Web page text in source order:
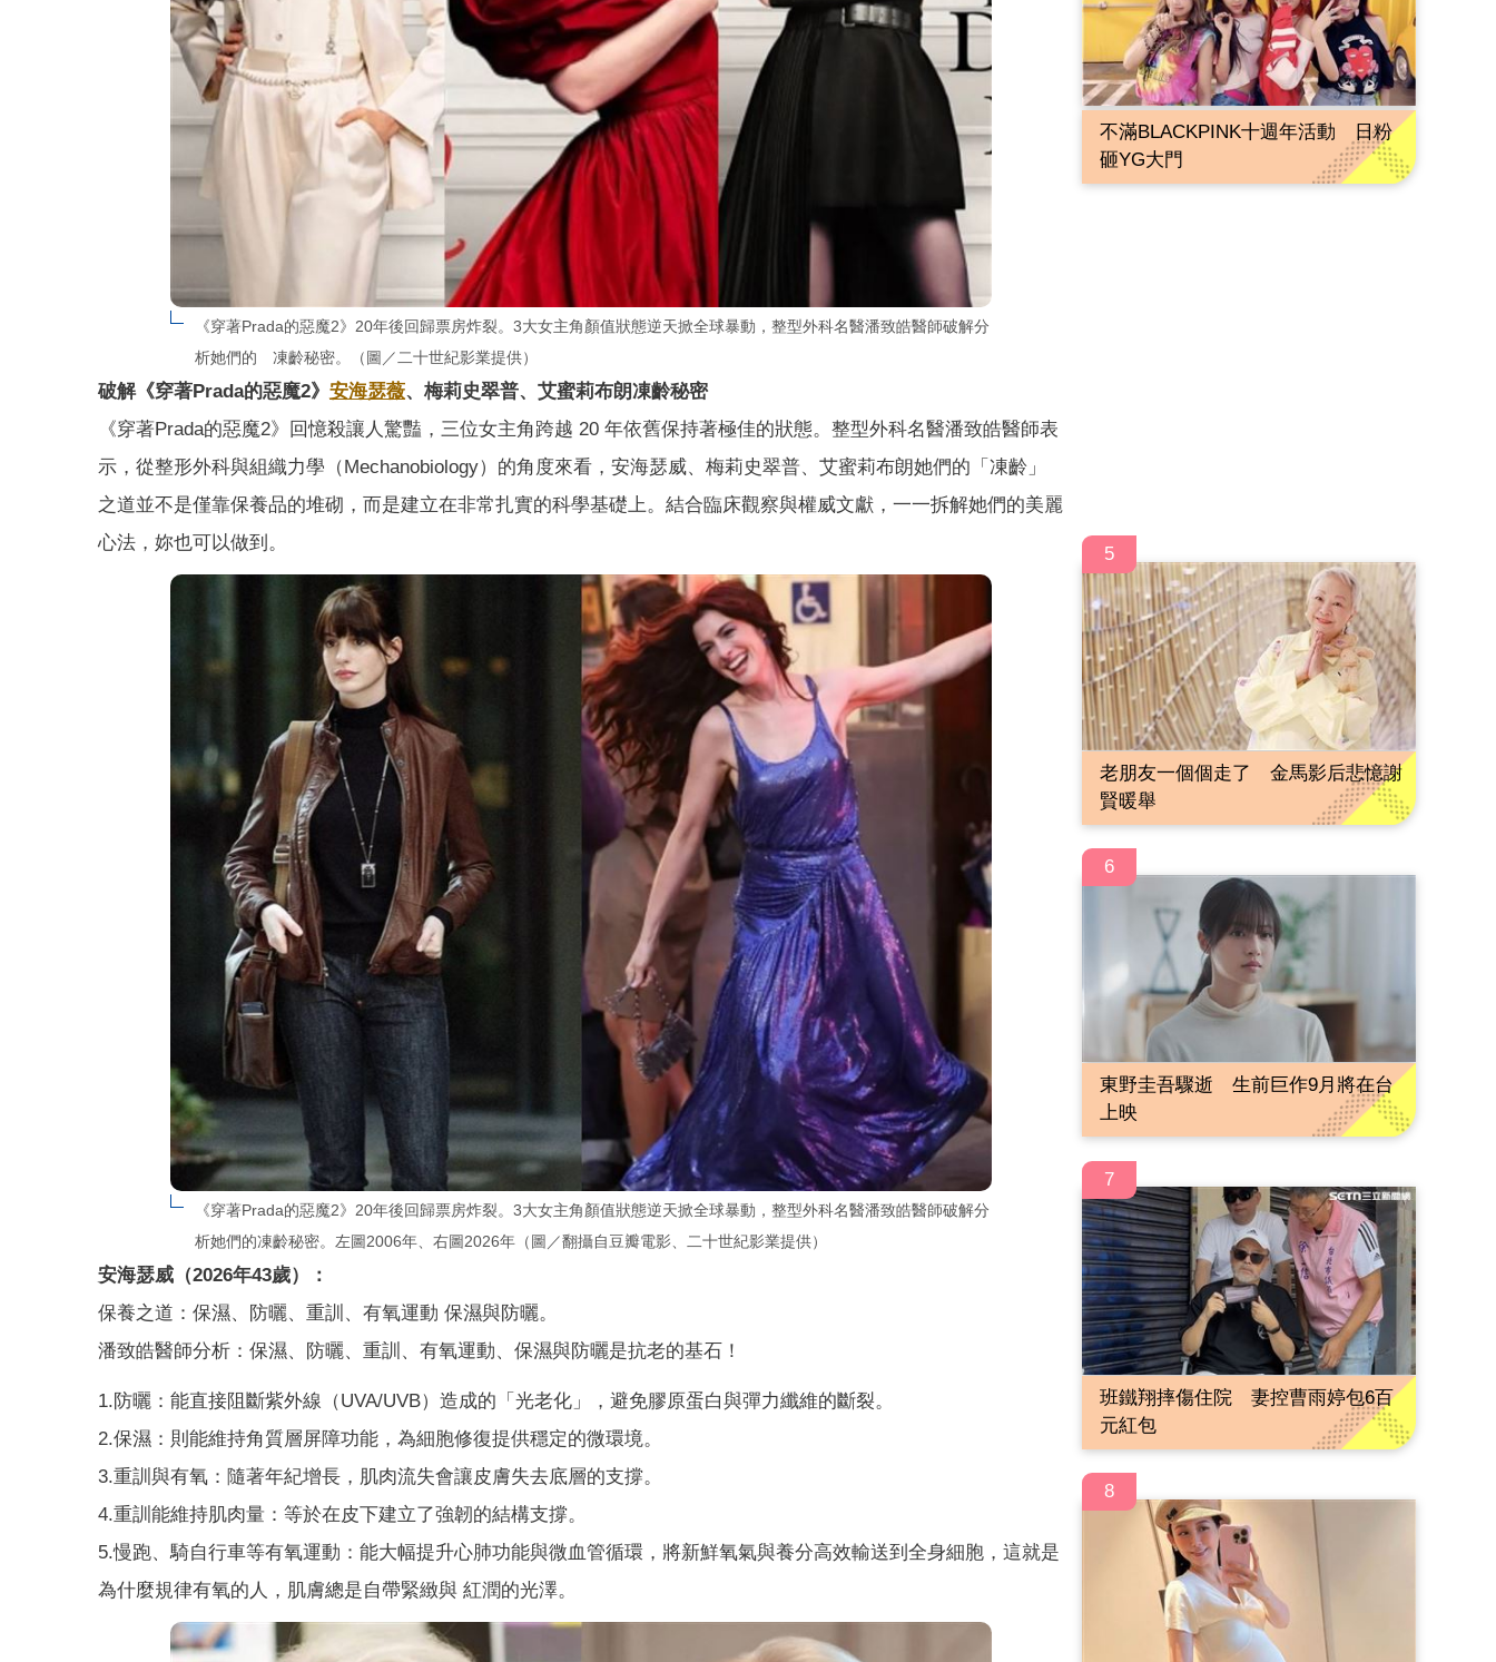
《穿著Prada的惡魔2》20年後回歸票房炸裂。3大女主角顏值狀態逆天掀全球暴動，整型外科名醫潘致皓醫師破解分
析她們的　凍齡秘密。（圖／二十世紀影業提供）
破解《穿著Prada的惡魔2》 安海瑟薇、梅莉史翠普、 艾蜜莉布朗凍齡秘密
《穿著Prada的惡魔2》回憶殺讓人驚豔，三位女主角跨越 20 年依舊保持著極佳的狀態。整型外科名醫潘致皓醫師表
示，從整形外科與組織力學（Mechanobiology）的角度來看，安海瑟威、梅莉史翠普、艾蜜莉布朗她們的「凍齡」
之道並不是僅靠保養品的堆砌，而是建立在非常扎實的科學基礎上。結合臨床觀察與權威文獻，一一拆解她們的美麗
心法，妳也可以做到。
《穿著Prada的惡魔2》20年後回歸票房炸裂。3大女主角顏值狀態逆天掀全球暴動，整型外科名醫潘致皓醫師破解分
析她們的凍齡秘密。左圖2006年、右圖2026年（圖／翻攝自豆瓣電影、二十世紀影業提供）
安海瑟威（2026年43歲）：
保養之道：保濕、防曬、重訓、有氧運動 保濕與防曬。
潘致皓醫師分析：保濕、防曬、重訓、有氧運動、保濕與防曬是抗老的基石！
1.防曬：能直接阻斷紫外線（UVA/UVB）造成的「光老化」，避免膠原蛋白與彈力纖維的斷裂。
2.保濕：則能維持角質層屏障功能，為細胞修復提供穩定的微環境。
3.重訓與有氧：隨著年紀增長，肌肉流失會讓皮膚失去底層的支撐。
4.重訓能維持肌肉量：等於在皮下建立了強韌的結構支撐。
5.慢跑、騎自行車等有氧運動：能大幅提升心肺功能與微血管循環，將新鮮氧氣與養分高效輸送到全身細胞，這就是
為什麼規律有氧的人，肌膚總是自帶緊緻與 紅潤的光澤。
不滿BLACKPINK十週年活動 日粉
砸YG大門
5
老朋友一個個走了 金馬影后悲憶謝
賢暖舉
6
東野圭吾驟逝 生前巨作9月將在台
上映
7
班鐵翔摔傷住院 妻控曹雨婷包6百
元紅包
8